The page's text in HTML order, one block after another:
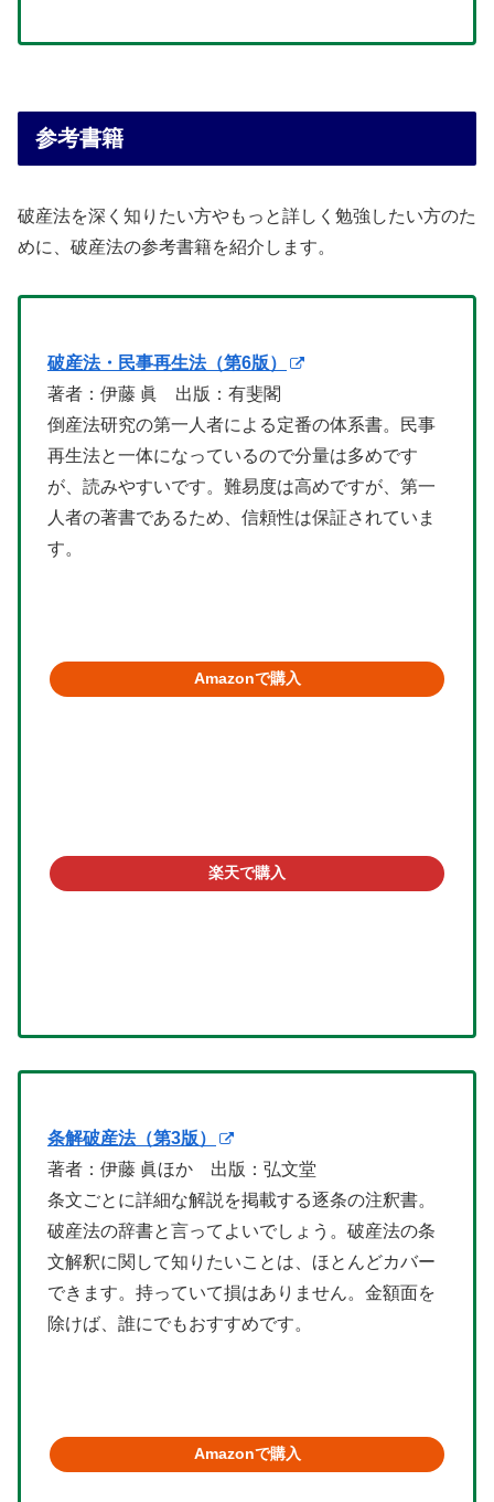
参考書籍
破産法を深く知りたい方やもっと詳しく勉強したい方のた
めに、破産法の参考書籍を紹介します。
破産法・民事再生法（第6版）
著者：伊藤 眞 出版：有斐閣
倒産法研究の第一人者による定番の体系書。民事
再生法と一体になっているので分量は多めです
が、読みやすいです。難易度は高めですが、第一
人者の著書であるため、信頼性は保証されていま
す。
Amazonで購入
楽天で購入
条解破産法（第3版）
著者：伊藤 眞ほか 出版：弘文堂
条文ごとに詳細な解説を掲載する逐条の注釈書。
破産法の辞書と言ってよいでしょう。破産法の条
文解釈に関して知りたいことは、ほとんどカバー
できます。持っていて損はありません。金額面を
除けば、誰にでもおすすめです。
Amazonで購入